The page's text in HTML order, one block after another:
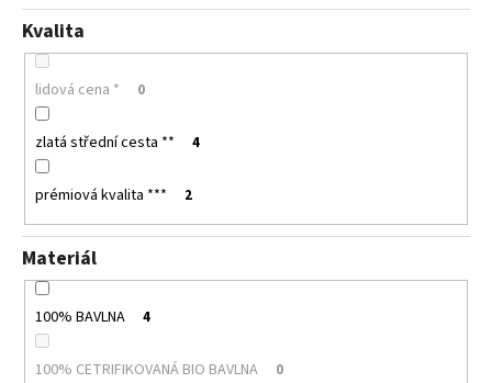
Kvalita
lidová cena * 0
zlatá střední cesta ** 4
prémiová kvalita *** 2
Materiál
100% BAVLNA 4
100% CETRIFIKOVANÁ BIO BAVLNA 0